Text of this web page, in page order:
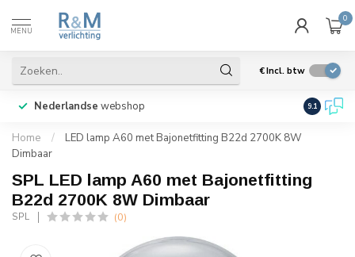
MENU
0
€Incl. btw
Nederlandse webshop Veel
9.1
Home /
LED lamp A60 met Bajonetfitting B22d 2700K 8W
Dimbaar
SPL LED lamp A60 met Bajonetfitting
B22d 2700K 8W Dimbaar
SPL (0)